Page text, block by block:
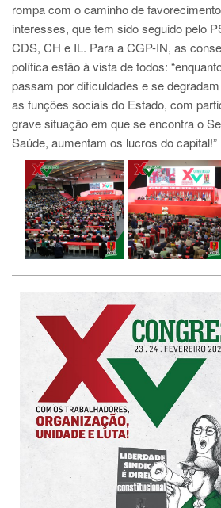
rompa com o caminho de
interesses, que tem sido seguido pelo
CDS, CH e IL. Para a CGP-IN, as
política estão à vista de todos:
passam por dificuldades e se
as funções sociais do Estado, com
grave situação em que se encontra o
Saúde, aumentam os lucros do capital!”